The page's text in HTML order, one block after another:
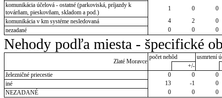
komunikácia účelová - ostatné (parkoviská, príjazdy k
továrňam, pieskovňam, skladom a pod.)
1 0
0
komunikácia v km systéme nesledovaná
4 2
0
nezadané
0 0 0
Nehody podľa miesta - špecifické
Zlaté Moravce
počet nehôd
usmrtení
+/-
železničné priecestie
0 0
0
iné
13 -1
0
NEZADANÉ
0 0 0